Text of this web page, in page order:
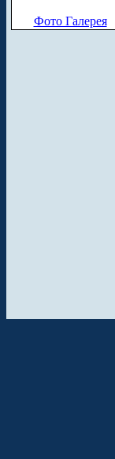
Фото Галерея